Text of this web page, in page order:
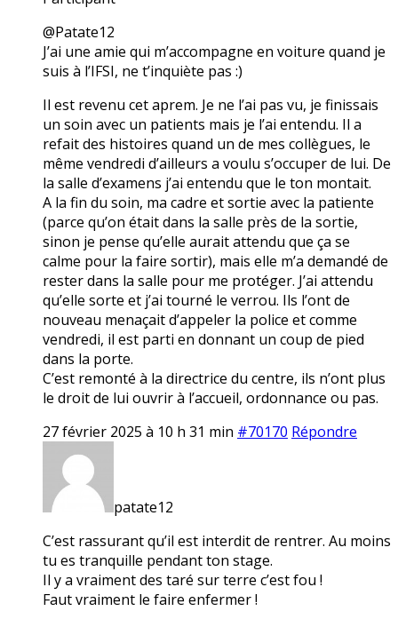
@Patate12
J’ai une amie qui m’accompagne en voiture quand je
suis à l’IFSI, ne t’inquiète pas :)
Il est revenu cet aprem. Je ne l’ai pas vu, je finissais
un soin avec un patients mais je l’ai entendu. Il a
refait des histoires quand un de mes collègues, le
même vendredi d’ailleurs a voulu s’occuper de lui. De
la salle d’examens j’ai entendu que le ton montait.
A la fin du soin, ma cadre et sortie avec la patiente
(parce qu’on était dans la salle près de la sortie,
sinon je pense qu’elle aurait attendu que ça se
calme pour la faire sortir), mais elle m’a demandé de
rester dans la salle pour me protéger. J’ai attendu
qu’elle sorte et j’ai tourné le verrou. Ils l’ont de
nouveau menaçait d’appeler la police et comme
vendredi, il est parti en donnant un coup de pied
dans la porte.
C’est remonté à la directrice du centre, ils n’ont plus
le droit de lui ouvrir à l’accueil, ordonnance ou pas.
27 février 2025 à 10 h 31 min #70170 Répondre
patate12
C’est rassurant qu’il est interdit de rentrer. Au moins
tu es tranquille pendant ton stage.
Il y a vraiment des taré sur terre c’est fou !
Faut vraiment le faire enfermer !